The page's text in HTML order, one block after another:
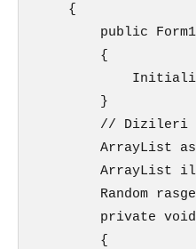
    {
public
        {
        }
// Dizileri
ArrayList
ArrayList
Random
private
        {